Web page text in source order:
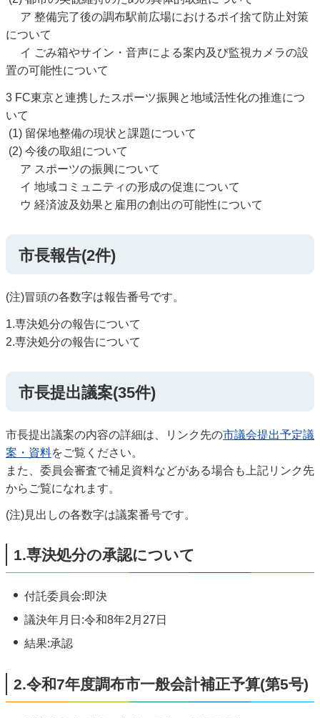
ア 整備完了後の調布駅前広場におけるポイ捨て防止対策
について
イ ごみ箱やサイン・音声による案内及び監視カメラの設
置の可能性について
3 FC東京と連携したスポーツ振興と地域活性化の推進につ
いて
(1) 留保地整備の現状と課題について
(2) 今後の取組について
ア スポーツの振興について
イ 地域コミュニティの形成の促進について
ウ 経済波及効果と雇用の創出の可能性について
市長報告(2件)
(注)冒頭の各数字は報告番号です。
1.専決処分の報告について
2.専決処分の報告について
市長提出議案(35件)
市長提出議案の内容の詳細は、リンク先の市議会提出予定議
案・資料をご覧ください。
また、委員会審査で補足資料などがある場合も上記リンク先
からご覧になれます。
(注)見出しの各数字は議案番号です。
1.専決処分の承認について
付託委員会:即決
議決年月日:令和8年2月27日
結果:承認
2.令和7年度調布市一般会計補正予算(第5号)